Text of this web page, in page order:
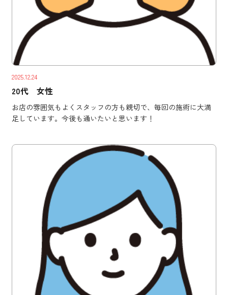
2025.12.24
20代 女性
お店の雰囲気もよくスタッフの方も親切で、毎回の施術に大満
足しています。今後も通いたいと思います！